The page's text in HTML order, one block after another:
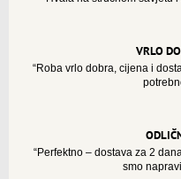
VRLO
“Roba vrlo dobra, cijena i
“Perfektno – dostava za 2
smo